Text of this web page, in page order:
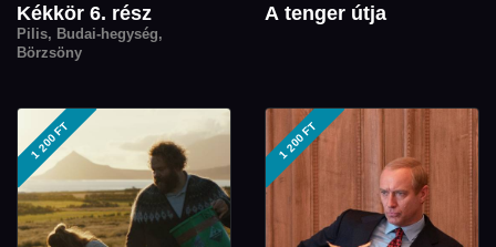
Kékkör 6. rész
Pilis, Budai-hegység,
Börzsöny
A tenger útja
1 200 FT 1 200 FT